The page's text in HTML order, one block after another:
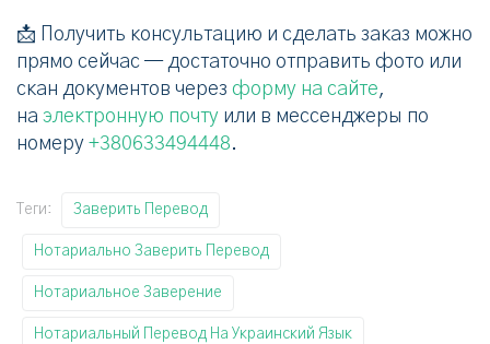
📩 Получить консультацию и сделать заказ можно
прямо сейчас — достаточно отправить фото или
скан документов через форму на сайте,
на электронную почту или в мессенджеры по
номеру +380633494448.
Теги: Заверить Перевод
Нотариально Заверить Перевод
Нотариальное Заверение
Нотариальный Перевод На Украинский Язык